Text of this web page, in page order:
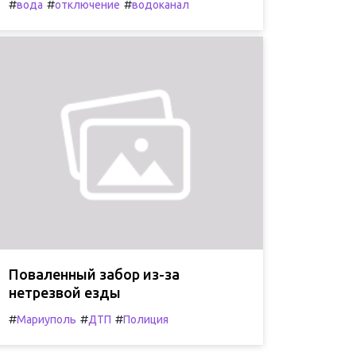
#вода #отключение #водоканал
Поваленный забор из-за
нетрезвой езды
#Мариуполь #ДТП #Полиция